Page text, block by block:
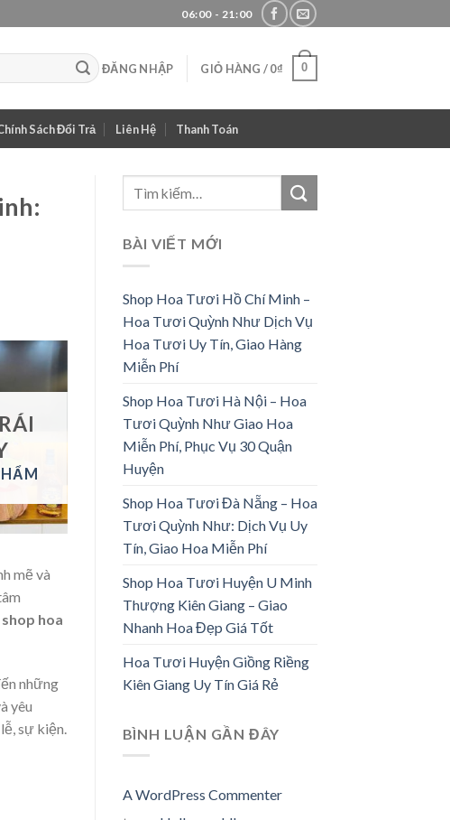
06:00 - 21:00
ĐĂNG NHẬP GIỎ HÀNG /0₫ 0
Sách Đổi Trả Liên Hệ Thanh Toán
mẽ và
shop hoa
những
yêu
sự kiện.
BÀI VIẾT MỚI
Shop Hoa Tươi Hồ Chí Minh –
Hoa Tươi Quỳnh Như Dịch Vụ
Hoa Tươi Uy Tín, Giao Hàng
Miễn Phí
Shop Hoa Tươi Hà Nội – Hoa
Tươi Quỳnh Như Giao Hoa
Miễn Phí, Phục Vụ 30 Quận
Huyện
Shop Hoa Tươi Đà Nẵng – Hoa
Tươi Quỳnh Như: Dịch Vụ Uy
Tín, Giao Hoa Miễn Phí
Shop Hoa Tươi Huyện U Minh
Thượng Kiên Giang – Giao
Nhanh Hoa Đẹp Giá Tốt
Hoa Tươi Huyện Giồng Riềng
Kiên Giang Uy Tín Giá Rẻ
BÌNH LUẬN GẦN ĐÂY
A WordPress Commenter